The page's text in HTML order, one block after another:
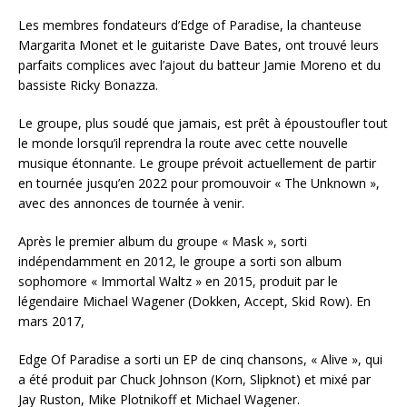
Les membres fondateurs d’Edge of Paradise, la chanteuse
Margarita Monet et le guitariste Dave Bates, ont trouvé leurs
parfaits complices avec l’ajout du batteur Jamie Moreno et du
bassiste Ricky Bonazza.
Le groupe, plus soudé que jamais, est prêt à époustoufler tout
le monde lorsqu’il reprendra la route avec cette nouvelle
musique étonnante. Le groupe prévoit actuellement de partir
en tournée jusqu’en 2022 pour promouvoir « The Unknown »,
avec des annonces de tournée à venir.
Après le premier album du groupe « Mask », sorti
indépendamment en 2012, le groupe a sorti son album
sophomore « Immortal Waltz » en 2015, produit par le
légendaire Michael Wagener (Dokken, Accept, Skid Row). En
mars 2017,
Edge Of Paradise a sorti un EP de cinq chansons, « Alive », qui
a été produit par Chuck Johnson (Korn, Slipknot) et mixé par
Jay Ruston, Mike Plotnikoff et Michael Wagener.